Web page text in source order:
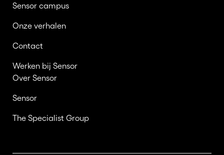
Sensor campus
Onze verhalen
Contact
Werken bij Sensor
Over Sensor
Sensor
The Specialist Group